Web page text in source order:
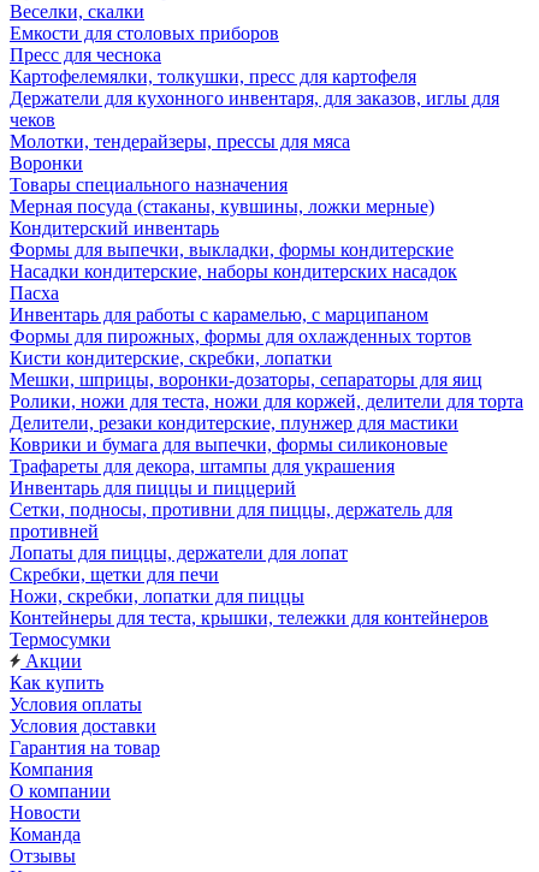
Веселки, скалки
Емкости для столовых приборов
Пресс для чеснока
Картофелемялки, толкушки, пресс для картофеля
Держатели для кухонного инвентаря, для заказов, иглы для
чеков
Молотки, тендерайзеры, прессы для мяса
Воронки
Товары специального назначения
Мерная посуда (стаканы, кувшины, ложки мерные)
Кондитерский инвентарь
Формы для выпечки, выкладки, формы кондитерские
Насадки кондитерские, наборы кондитерских насадок
Пасха
Инвентарь для работы с карамелью, с марципаном
Формы для пирожных, формы для охлажденных тортов
Кисти кондитерские, скребки, лопатки
Мешки, шприцы, воронки-дозаторы, сепараторы для яиц
Ролики, ножи для теста, ножи для коржей, делители для торта
Делители, резаки кондитерские, плунжер для мастики
Коврики и бумага для выпечки, формы силиконовые
Трафареты для декора, штампы для украшения
Инвентарь для пиццы и пиццерий
Сетки, подносы, противни для пиццы, держатель для
противней
Лопаты для пиццы, держатели для лопат
Скребки, щетки для печи
Ножи, скребки, лопатки для пиццы
Контейнеры для теста, крышки, тележки для контейнеров
Термосумки
Акции
Как купить
Условия оплаты
Условия доставки
Гарантия на товар
Компания
О компании
Новости
Команда
Отзывы